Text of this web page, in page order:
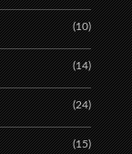
(10)
(14)
(24)
(15)